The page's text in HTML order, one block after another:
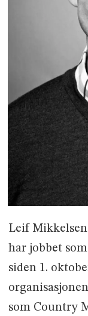
Leif
har jobbet
siden 1.
som Country